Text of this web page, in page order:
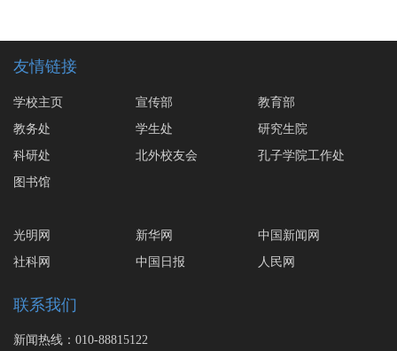
友情链接
学校主页 宣传部
教育部
教务处
学生处
研究生院
科研处
北外校友会
孔子学院工作处
图书馆
光明网 新华网
中国新闻网
社科网
中国日报 人民网
联系我们
新闻热线：010-88815122